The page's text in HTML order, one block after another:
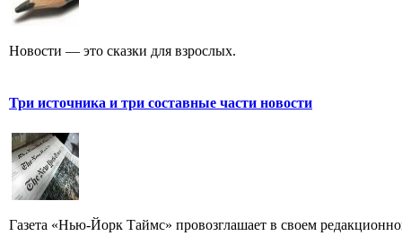
Новости — это сказки для взрослых.
Три источника и три составные части новости
Газета «Нью-Йорк Таймс» провозглашает в своем